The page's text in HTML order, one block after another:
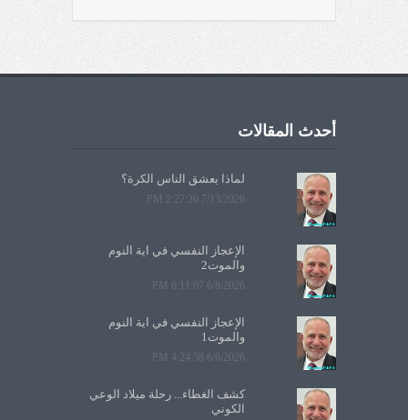
أحدث المقالات
لماذا يعشق الناس الكرة؟
7/13/2026 2:27:26 PM
الإعجاز النفسي في آية النوم
والموت2
6/8/2026 6:11:07 PM
الإعجاز النفسي في آية النوم
والموت1
6/6/2026 4:24:58 PM
كشف الغطاء... رحلة ميلاد الوعي
الكوني